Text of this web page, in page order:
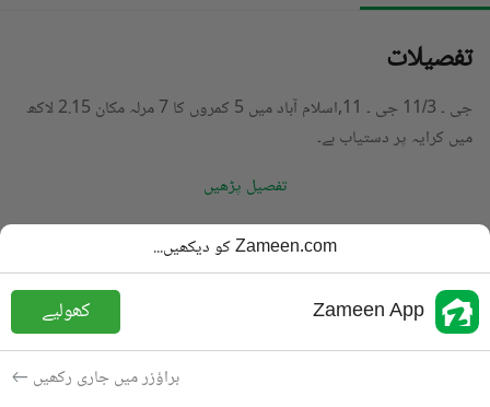
تفصیلات
جی ۔ 11/3 جی ۔ 11,اسلام آباد میں 5 کمروں کا 7 مرلہ مکان 2.15 لاکھ
میں کرایہ پر دستیاب ہے۔
تفصیل پڑھیں
مکان
قیمت
PKR
2.15 لاکھ
باتھ
رقبہ
7 مرلہ
کرایہ پر دستیاب
Zameen.com کو دیکھیں...
Zameen App کھولیے
براؤزر میں جاری رکھیں